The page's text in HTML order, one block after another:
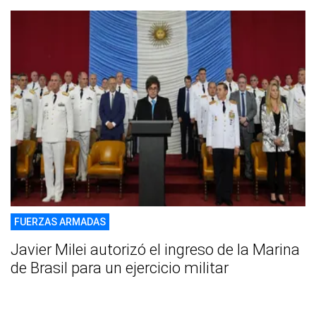
FUERZAS ARMADAS
Javier Milei autorizó el ingreso de la Marina
de Brasil para un ejercicio militar